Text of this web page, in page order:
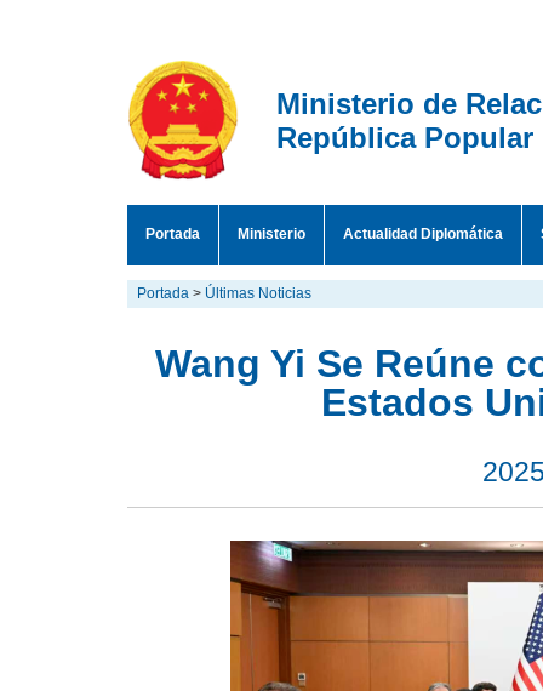
Ministerio de
República Popular
Portada Ministerio Actualidad Diplomática
Portada > Últimas Noticias
Wang Yi Se Reúne
Estados